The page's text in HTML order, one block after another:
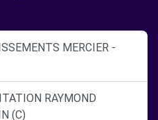
MERCIER -
RAYMOND
(C)